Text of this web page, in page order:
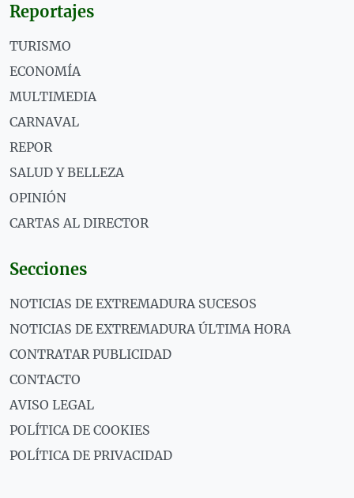
Reportajes
TURISMO
ECONOMÍA
MULTIMEDIA
CARNAVAL
REPOR
SALUD Y BELLEZA
OPINIÓN
CARTAS AL DIRECTOR
Secciones
NOTICIAS DE EXTREMADURA SUCESOS
NOTICIAS DE EXTREMADURA ÚLTIMA HORA
CONTRATAR PUBLICIDAD
CONTACTO
AVISO LEGAL
POLÍTICA DE COOKIES
POLÍTICA DE PRIVACIDAD